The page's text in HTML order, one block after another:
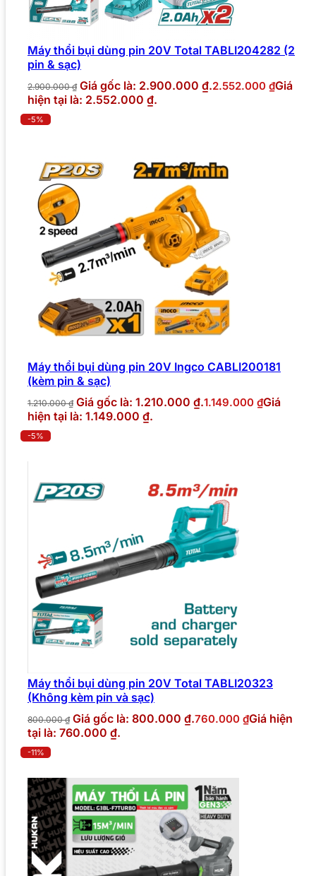
Máy thổi bụi dùng pin 20V Total TABLI204282 (2
pin & sạc)
2.900.000₫ Giá gốc là: 2.900.000 ₫.2.552.000 ₫Giá
hiện tại là: 2.552.000 ₫.
-5%
Máy thổi bụi dùng pin 20V Ingco CABLI200181
(kèm pin & sạc)
1.210.000₫ Giá gốc là: 1.210.000 ₫.1.149.000 ₫Giá
hiện tại là: 1.149.000 ₫.
-5%
Máy thổi bụi dùng pin 20V Total TABLI20323
(Không kèm pin và sạc)
800.000₫ Giá gốc là: 800.000 ₫.760.000 ₫Giá hiện
tại là: 760.000 ₫.
-11%